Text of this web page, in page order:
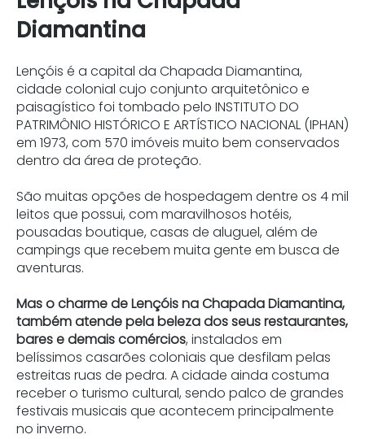
Diamantina
Lençóis é a capital da Chapada Diamantina,
cidade colonial cujo conjunto arquitetônico e
paisagístico foi tombado pelo INSTITUTO DO
PATRIMÔNIO HISTÓRICO E ARTÍSTICO NACIONAL (IPHAN)
em 1973, com 570 imóveis muito bem conservados
dentro da área de proteção.
São muitas opções de hospedagem dentre os 4 mil
leitos que possui, com maravilhosos hotéis,
pousadas boutique, casas de aluguel, além de
campings que recebem muita gente em busca de
aventuras.
Mas o charme de Lençóis na Chapada Diamantina,
também atende pela beleza dos seus restaurantes,
bares e demais comércios, instalados em
belíssimos casarões coloniais que desfilam pelas
estreitas ruas de pedra. A cidade ainda costuma
receber o turismo cultural, sendo palco de grandes
festivais musicais que acontecem principalmente
no inverno.